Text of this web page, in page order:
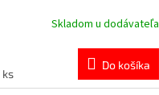
Skladom u dodávateľa
Do košíka